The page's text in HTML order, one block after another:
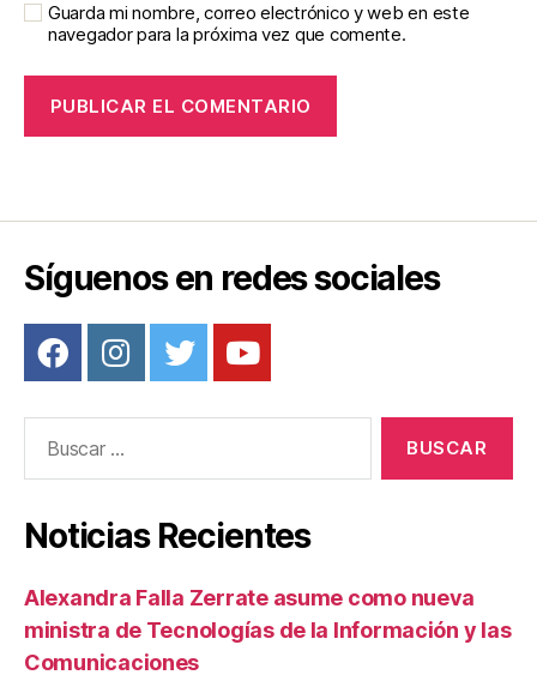
Guarda mi nombre, correo electrónico y web en este
navegador para la próxima vez que comente.
Síguenos en redes sociales
Noticias Recientes
Alexandra Falla Zerrate asume como nueva
ministra de Tecnologías de la Información y las
Comunicaciones